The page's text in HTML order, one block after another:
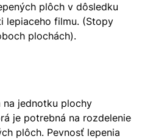
plôch v dôsledku
lepiaceho filmu. (Stopy
plochách).
na jednotku plochy
je potrebná na rozdelenie
plôch. Pevnosť lepenia